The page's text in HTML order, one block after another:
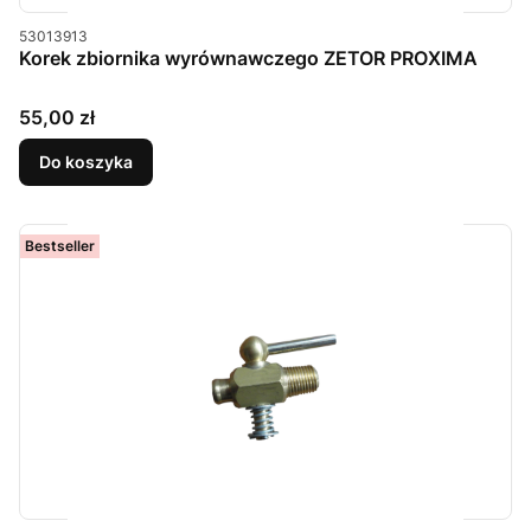
Kod produktu
53013913
Korek zbiornika wyrównawczego ZETOR PROXIMA
Cena
55,00 zł
Do koszyka
Bestseller